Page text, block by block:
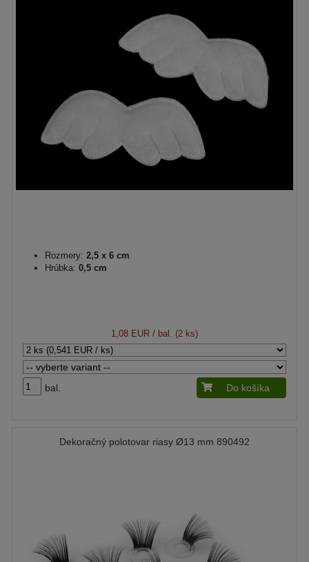
Rozmery: 2,5 x 6 cm
Hrúbka: 0,5 cm
1,08 EUR / bal. (2 ks)
bal. Do košíka
Dekoračný polotovar riasy Ø13 mm 890492